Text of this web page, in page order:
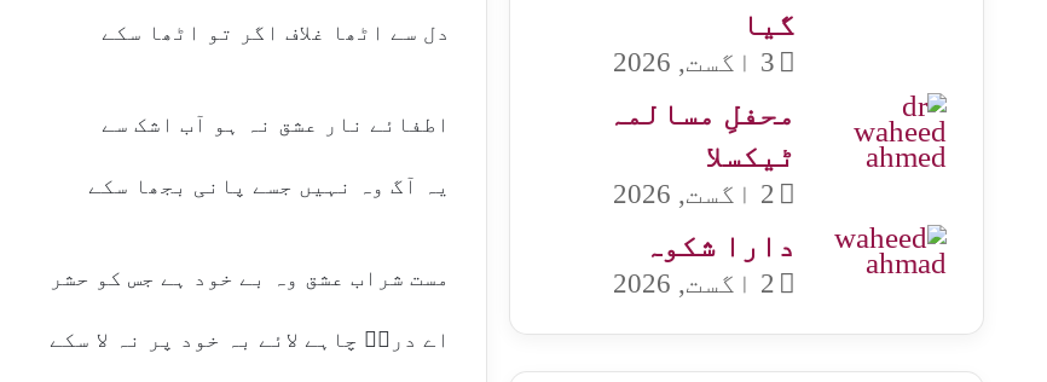
دل سے اٹھا غلاف اگر تو اٹھا سکے
اطفائے نار عشق نہ ہو آب اشک سے
یہ آگ وہ نہیں جسے پانی بجھا سکے
مست شراب عشق وہ بے خود ہے جس کو حشر
اے دردؔ چاہے لائے بہ خود پر نہ لا سکے
گیا
3 اگست, 2026
محفلِ مسالمہ
ٹیکسلا
2 اگست, 2026
دارا شکوہ
2 اگست, 2026